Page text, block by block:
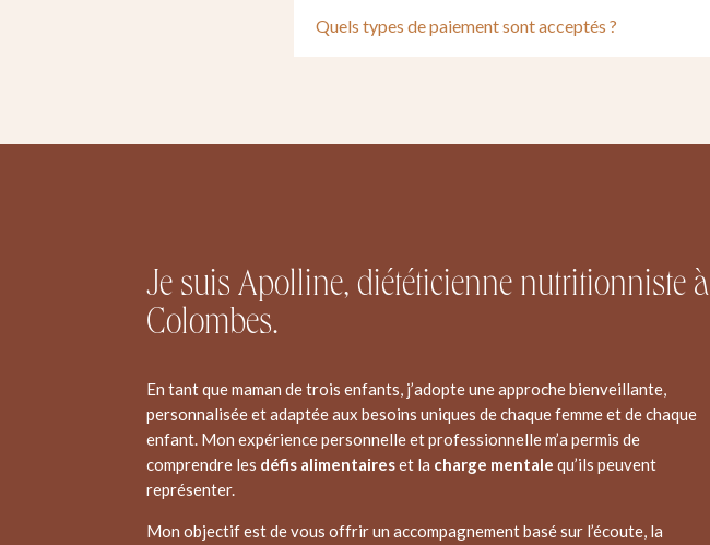
Quels types de paiement sont acceptés ?
Je suis Apolline, diététicienne nutritionniste à
Colombes.
En tant que maman de trois enfants, j’adopte une approche bienveillante,
personnalisée et adaptée aux besoins uniques de chaque femme et de chaque
enfant. Mon expérience personnelle et professionnelle m’a permis de
comprendre les défis alimentaireset la charge mentale qu’ils peuvent
représenter.
Mon objectif est de vous offrir un accompagnement basé sur l’écoute, la